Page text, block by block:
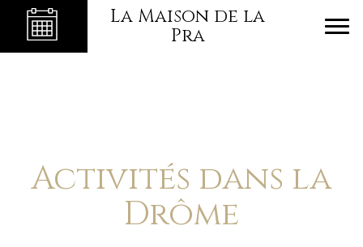
La Maison de la
Pra
Activités dans la
Drôme